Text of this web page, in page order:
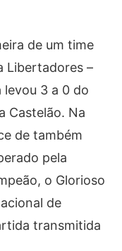
de um time
Libertadores –
levou 3 a 0 do
Castelão. Na
de também
pela
o Glorioso
de
transmitida